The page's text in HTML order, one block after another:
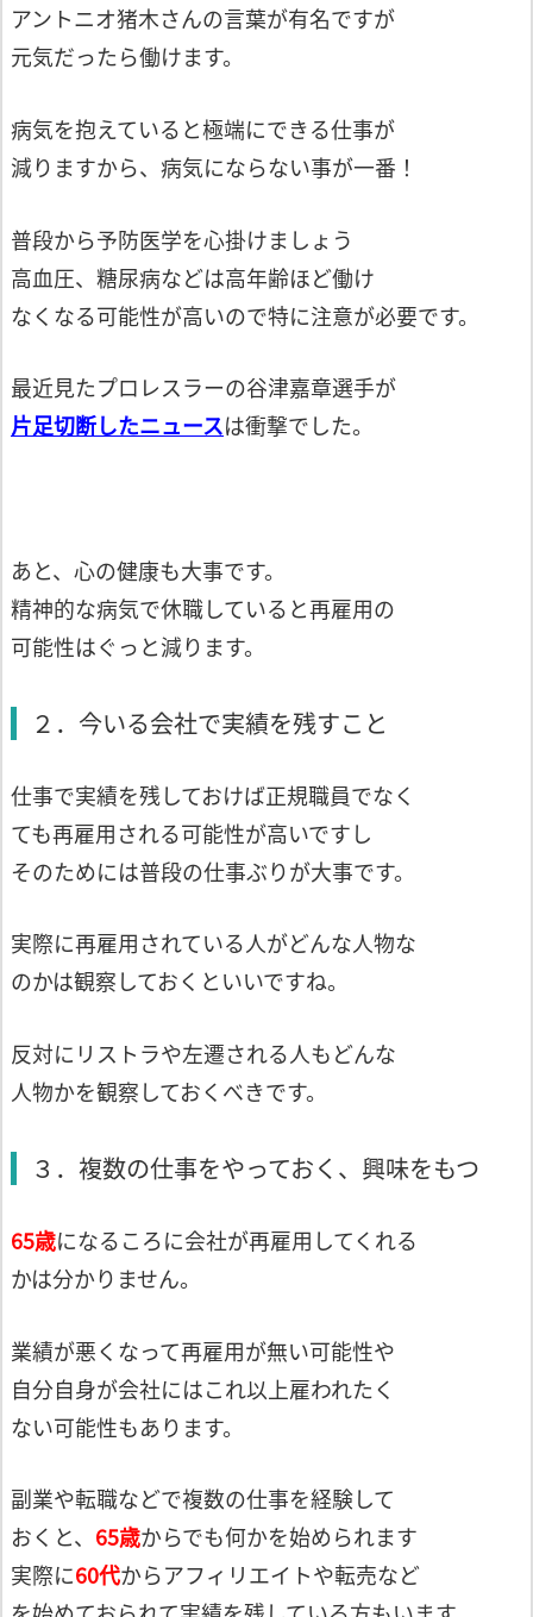
アントニオ猪木さんの言葉が有名ですが
元気だったら働けます。
病気を抱えていると極端にできる仕事が
減りますから、病気にならない事が一番！
普段から予防医学を心掛けましょう
高血圧、糖尿病などは高年齢ほど働け
なくなる可能性が高いので特に注意が必要です。
最近見たプロレスラーの谷津嘉章選手が
片足切断したニュースは衝撃でした。
あと、心の健康も大事です。
精神的な病気で休職していると再雇用の
可能性はぐっと減ります。
２．今いる会社で実績を残すこと
仕事で実績を残しておけば正規職員でなく
ても再雇用される可能性が高いですし
そのためには普段の仕事ぶりが大事です。
実際に再雇用されている人がどんな人物な
のかは観察しておくといいですね。
反対にリストラや左遷される人もどんな
人物かを観察しておくべきです。
３．複数の仕事をやっておく、興味をもつ
65歳になるころに会社が再雇用してくれる
かは分かりません。
業績が悪くなって再雇用が無い可能性や
自分自身が会社にはこれ以上雇われたく
ない可能性もあります。
副業や転職などで複数の仕事を経験して
おくと、 65歳からでも何かを始められます
実際に60代からアフィリエイトや転売など